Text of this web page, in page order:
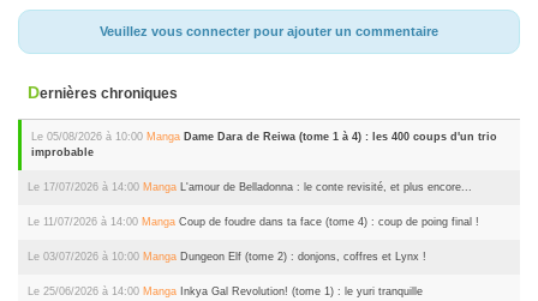
Veuillez vous connecter pour ajouter un commentaire
Dernières chroniques
Le 05/08/2026 à 10:00 Manga Dame Dara de Reiwa (tome 1 à 4) : les 400 coups d'un trio
improbable
Le 17/07/2026 à 14:00 Manga L'amour de Belladonna : le conte revisité, et plus encore...
Le 11/07/2026 à 14:00 Manga Coup de foudre dans ta face (tome 4) : coup de poing final !
Le 03/07/2026 à 10:00 Manga Dungeon Elf (tome 2) : donjons, coffres et Lynx !
Le 25/06/2026 à 14:00 Manga Inkya Gal Revolution! (tome 1) : le yuri tranquille